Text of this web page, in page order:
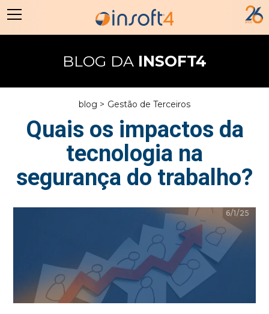
BLOG DAINSOFT4
blog > Gestão de Terceiros
Quais os impactos da
tecnologia na
segurança do trabalho?
6/1/25